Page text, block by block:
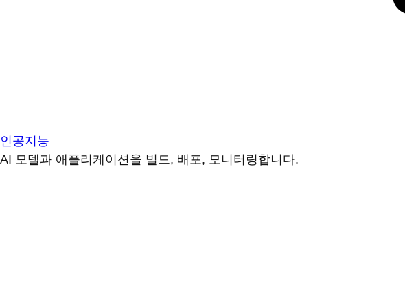
인공지능
AI 모델과 애플리케이션을 빌드, 배포, 모니터링합니다.